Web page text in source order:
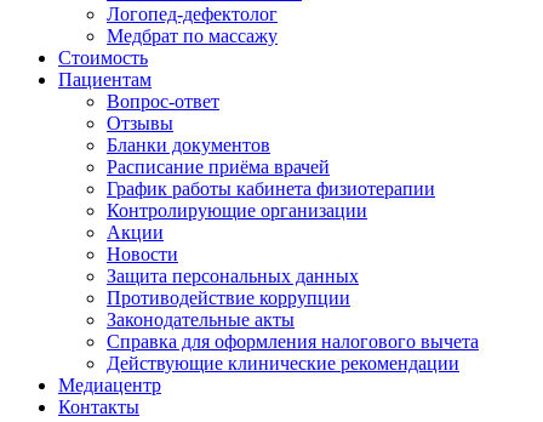
Логопед-дефектолог
Медбрат по массажу
Стоимость
Пациентам
Вопрос-ответ
Отзывы
Бланки документов
Расписание приёма врачей
График работы кабинета физиотерапии
Контролирующие организации
Акции
Новости
Защита персональных данных
Противодействие коррупции
Законодательные акты
Справка для оформления налогового вычета
Действующие клинические рекомендации
Медиацентр
Контакты